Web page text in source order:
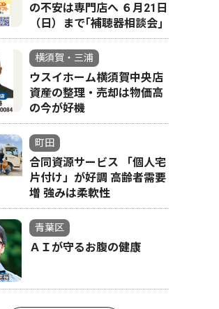
の不安は専門店へ ６月21日
（日）まで｢補聴器相談会｣
横須賀・三浦
ウスイホーム横須賀中央店
資産の整理・売却は物価高
の今が好機
町田
合同資源サービス 「個人宅
片付け」が好調 高齢者需要
増 強みは柔軟性
青葉区
ＡＩが守るお腹の健康